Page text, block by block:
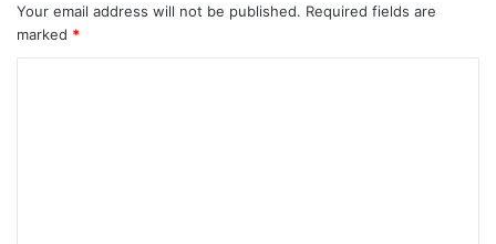
Your email address will not be published. Required fields are
marked *